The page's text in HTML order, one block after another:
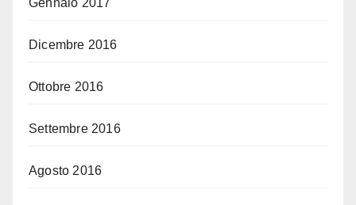
Gennaio 2017
Dicembre 2016
Ottobre 2016
Settembre 2016
Agosto 2016